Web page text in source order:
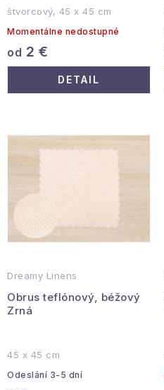
Darčekové poukazy
Sezónne kategórie
Reklamácia a vrátenie
Info o nákupe
Rady a tipy
štvorcový, 45 x 45 cm
Momentálne nedostupné
od 2 €
DETAIL
Dreamy Linens
Obrus teflónový, béžový
Zrná
45 x 45 cm
Odeslání 3-5 dní